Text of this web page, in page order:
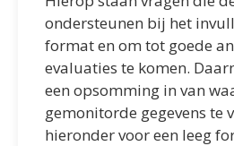
ondersteunen bij het
format en om tot goede
evaluaties te komen.
een opsomming in van
gemonitorde gegevens te
hieronder voor een leeg